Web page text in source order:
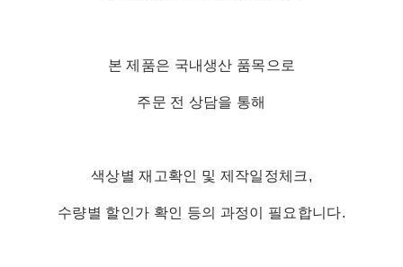
본 제품은 국내생산 품목으로
주문 전 상담을 통해
색상별 재고확인 및 제작일정체크,
수량별 할인가 확인 등의 과정이 필요합니다.